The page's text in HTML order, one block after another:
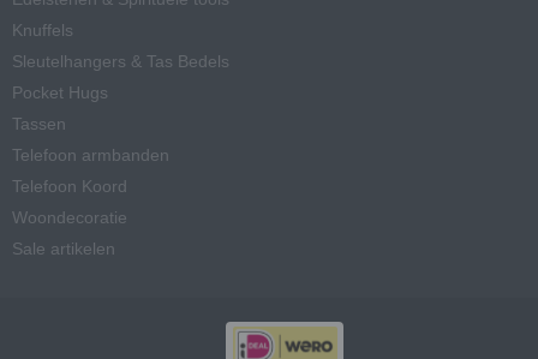
Knuffels
Sleutelhangers & Tas Bedels
Pocket Hugs
Tassen
Telefoon armbanden
Telefoon Koord
Woondecoratie
Sale artikelen